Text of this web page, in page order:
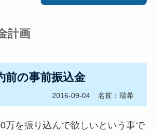
計画
前の事前振込金
2016-09-04 名前：瑞希
万を振り込んで欲しいという事で